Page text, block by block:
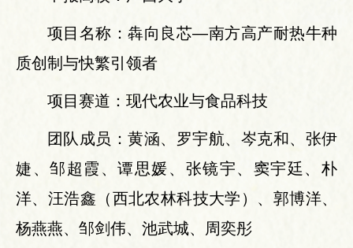
项目名称：犇向良芯—南方高产耐热牛种
质创制与快繁引领者
项目赛道：现代农业与食品科技
团队成员：黄涵、罗宇航、岑克和、张伊
婕、邹超霞、谭思媛、张镜宇、窦宇廷、朴
洋、汪浩鑫（西北农林科技大学）、郭博洋、
杨燕燕、邹剑伟、池武城、周奕彤